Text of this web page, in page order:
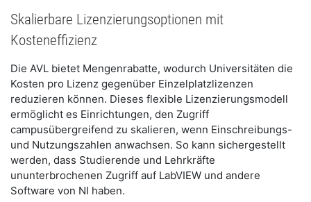
​Skalierbare Lizenzierungsoptionen mit
Kosteneffizienz
​Die AVL bietet Mengenrabatte, wodurch Universitäten die
Kosten pro Lizenz gegenüber Einzelplatzlizenzen
reduzieren können. Dieses flexible Lizenzierungsmodell
ermöglicht es Einrichtungen, den Zugriff
campusübergreifend zu skalieren, wenn Einschreibungs-
und Nutzungszahlen anwachsen. So kann sichergestellt
werden, dass Studierende und Lehrkräfte
ununterbrochenen Zugriff auf LabVIEW und andere
Software von NI haben.